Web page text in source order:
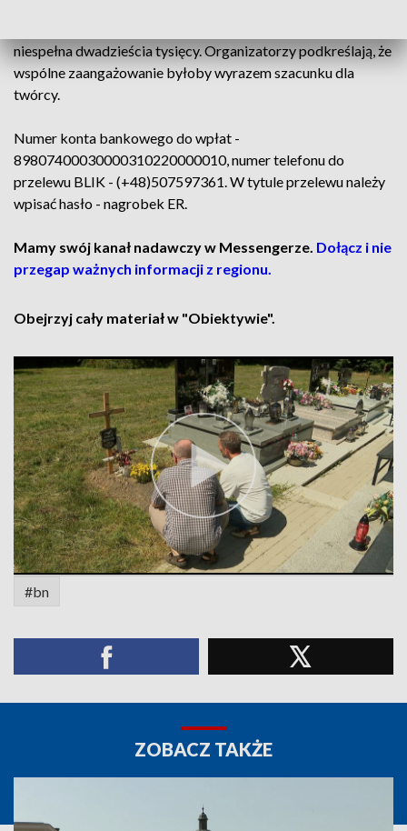
niespełna dwadzieścia tysięcy. Organizatorzy podkreślają, że
wspólne zaangażowanie byłoby wyrazem szacunku dla
twórcy.
Numer konta bankowego do wpłat -
89807400030000310220000010, numer telefonu do
przelewu BLIK - (+48)507597361. W tytule przelewu należy
wpisać hasło - nagrobek ER.
Mamy swój kanał nadawczy w Messengerze. Dołącz i nie
przegap ważnych informacji z regionu.
Obejrzyj cały materiał w "Obiektywie".
#bn
ZOBACZ TAKŻE